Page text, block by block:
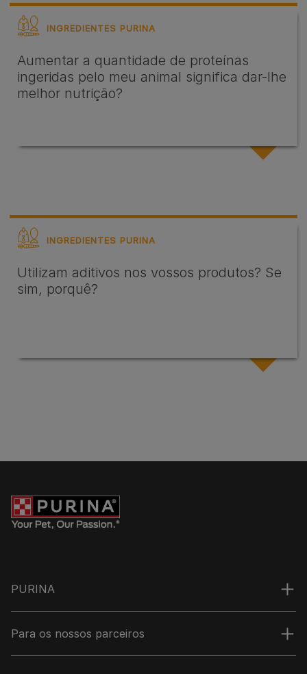
INGREDIENTES PURINA
Aumentar a quantidade de proteínas
ingeridas pelo meu animal significa dar-lhe
melhor nutrição?
INGREDIENTES PURINA
Utilizam aditivos nos vossos produtos? Se
sim, porquê?
PURINA
Para os nossos parceiros